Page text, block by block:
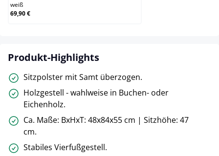
weiß
69,90 €
Produkt-Highlights
Sitzpolster mit Samt überzogen.
Holzgestell - wahlweise in Buchen- oder
Eichenholz.
Ca. Maße: BxHxT: 48x84x55 cm | Sitzhöhe: 47
cm.
Stabiles Vierfußgestell.